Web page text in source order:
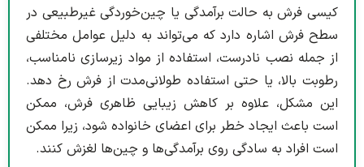
کیسی فرش به حالت برآمدگی یا چین‌خوردگی غیرطبیعی در
سطح فرش اشاره دارد که می‌تواند به دلیل عوامل مختلفی
از جمله نصب نادرست، استفاده از مواد زیرسازی نامناسب،
رطوبت بالا، یا حتی استفاده طولانی‌مدت از فرش رخ دهد.
این مشکل، علاوه بر کاهش زیبایی ظاهری فرش، ممکن
است باعث ایجاد خطر برای اعضای خانواده شود، زیرا ممکن
است افراد به سادگی روی برآمدگی‌ها و چین‌ها لغزش کنند.